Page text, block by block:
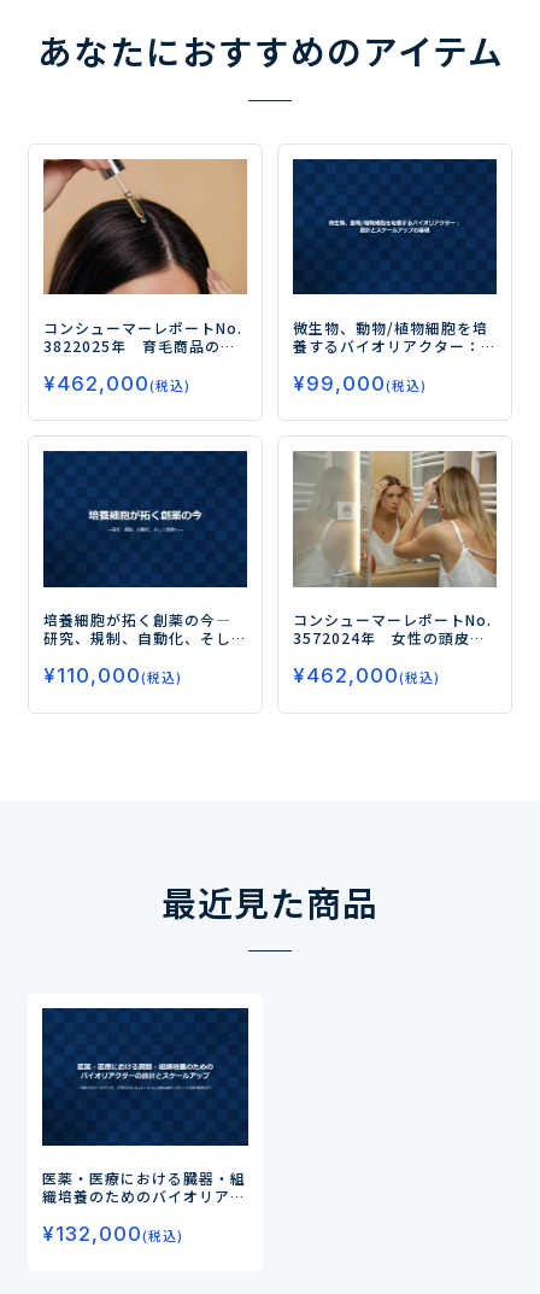
あなたにおすすめのアイテム
コンシューマーレポートNo.
3822025年 育毛商品の使
弾）ー「継続意向」と「効
果実感」の間に潜む“1ヶ月
のギャップ”をどう埋める
か？ー
¥462,000(税込)
微生物、動物/植物細胞を培
養するバイオリアクター：
礎
¥99,000(税込)
培養細胞が拓く創薬の今―
研究、規制、自動化、そし
¥110,000(税込)
コンシューマーレポートNo.
3572024年 女性の頭皮・
（第5弾）ー「ヘアオイル」
の使用率はこの5年間で年々
増加！環境配慮に関する
¥462,000(税込)
最近見た商品
医薬・医療における臓器・組
織培養のためのバイオリアク
ー設計/スケールアップ、プ
ロセスシミュレーションのEx
¥132,000(税込)